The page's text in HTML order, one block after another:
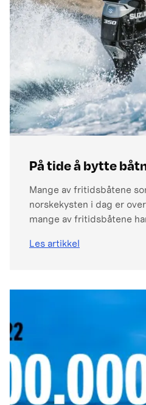
med finessene til
"Motoren som bare går
grunner til hvorfor
ultimate
På tide å bytte
Mange av fritidsbåtene
norskekysten i dag er
mange av fritidsbåtene
som ny.
Les artikkel